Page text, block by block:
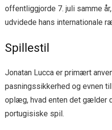
offentliggjorde 7. juli samme
udvidede hans internationale
Spillestil
Jonatan Lucca er primært
pasningssikkerhed og evnen
oplæg, hvad enten det gælder
portugisiske spil.